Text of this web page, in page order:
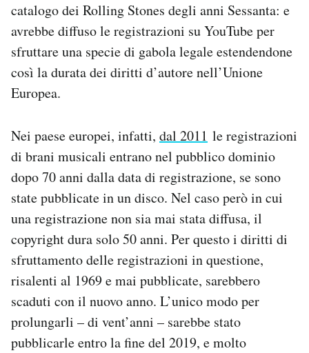
catalogo dei Rolling Stones degli anni Sessanta: e
avrebbe diffuso le registrazioni su YouTube per
sfruttare una specie di gabola legale estendendone
così la durata dei diritti d’autore nell’Unione
Europea.
Nei paese europei, infatti, dal 2011 le registrazioni
di brani musicali entrano nel pubblico dominio
dopo 70 anni dalla data di registrazione, se sono
state pubblicate in un disco. Nel caso però in cui
una registrazione non sia mai stata diffusa, il
copyright dura solo 50 anni. Per questo i diritti di
sfruttamento delle registrazioni in questione,
risalenti al 1969 e mai pubblicate, sarebbero
scaduti con il nuovo anno. L’unico modo per
prolungarli – di vent’anni – sarebbe stato
pubblicarle entro la fine del 2019, e molto